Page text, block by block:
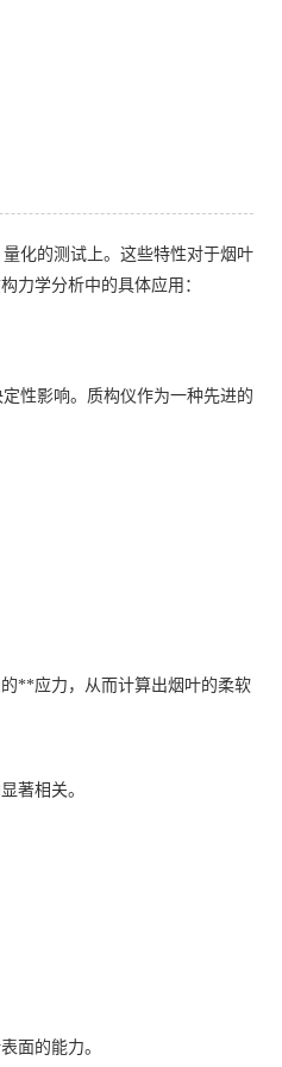
化的测试上。这些特性对于烟叶
力学分析中的具体应用：
性影响。质构仪作为一种先进的
**应力，从而计算出烟叶的柔软
著相关。
面的能力。